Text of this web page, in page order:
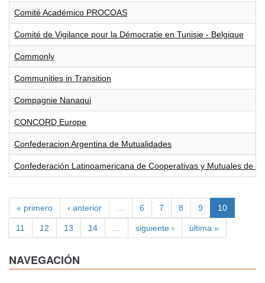
Comité Académico PROCOAS
Comité de Vigilance pour la Démocratie en Tunisie - Belgique
Commonly
Communities in Transition
Compagnie Nanaqui
CONCORD Europe
Confederacion Argentina de Mutualidades
Confederación Latinoamericana de Cooperativas y Mutuales de
« primero ‹ anterior … 6 7 8 9 10
11 12 13 14 … siguiente › última »
NAVEGACIÓN